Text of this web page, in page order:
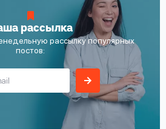
рассылка
рассылку популярных
постов: